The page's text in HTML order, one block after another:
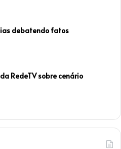
debatendo fatos
RedeTV sobre cenário